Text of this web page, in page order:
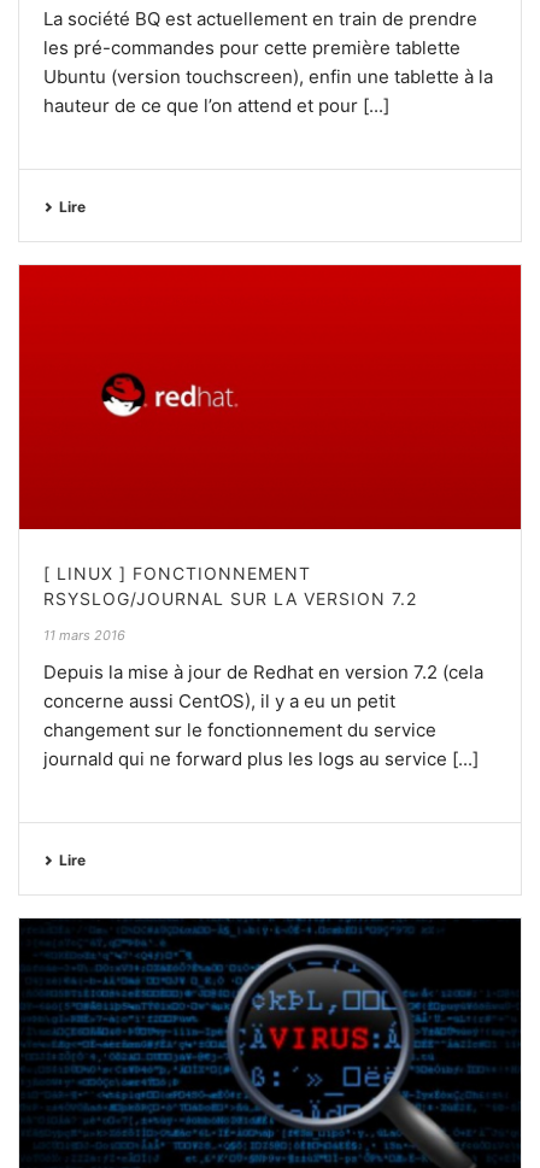
La société BQ est actuellement en train de prendre
les pré-commandes pour cette première tablette
Ubuntu (version touchscreen), enfin une tablette à la
hauteur de ce que l’on attend et pour [...]
Lire
[ LINUX ] FONCTIONNEMENT
RSYSLOG/JOURNAL SUR LA VERSION 7.2
11 mars 2016
Depuis la mise à jour de Redhat en version 7.2 (cela
concerne aussi CentOS), il y a eu un petit
changement sur le fonctionnement du service
journald qui ne forward plus les logs au service [...]
Lire